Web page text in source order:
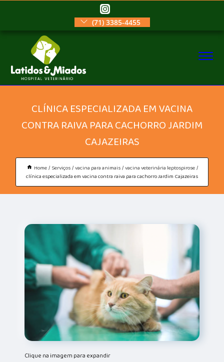
(71) 3385-4455
CLÍNICA ESPECIALIZADA EM VACINA
CONTRA RAIVA PARA CACHORRO JARDIM
CAJAZEIRAS
Home Serviços vacina para animais vacina veterinária leptospirose
clínica especializada em vacina contra raiva para cachorro Jardim Cajazeiras
Clique na imagem para expandir